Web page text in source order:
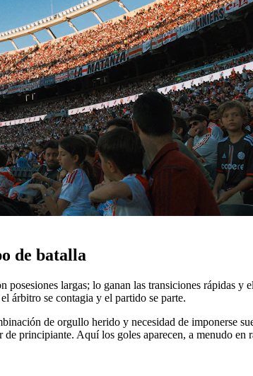
de batalla
largas; lo ganan las transiciones rápidas
árbitro se contagia y el partido se parte.
de orgullo herido y necesidad de imponerse
principiante. Aquí los goles aparecen, a menudo en